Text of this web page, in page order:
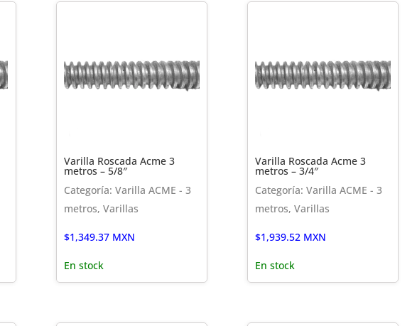
Varilla Roscada Acme 3
metros – 5/8″
Categoría: Varilla ACME - 3
metros, Varillas
$1,349.37MXN
En stock
Varilla Roscada Acme 3
metros – 3/4″
Categoría: Varilla ACME - 3
metros, Varillas
$1,939.52 MXN
En stock